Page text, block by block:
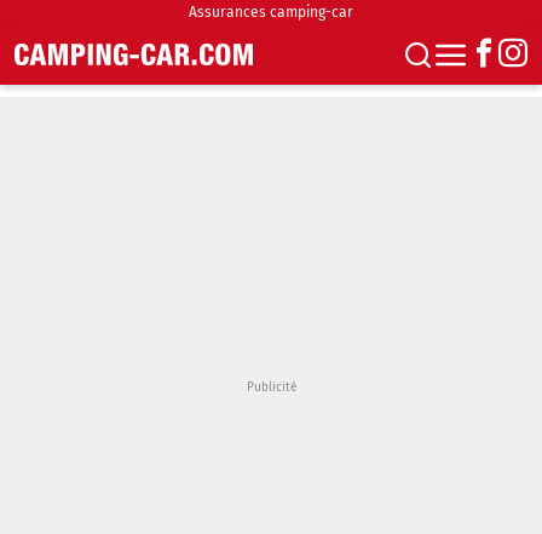
Assurances camping-car